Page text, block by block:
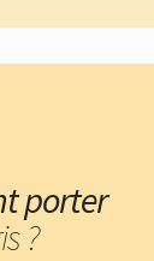
porter
?